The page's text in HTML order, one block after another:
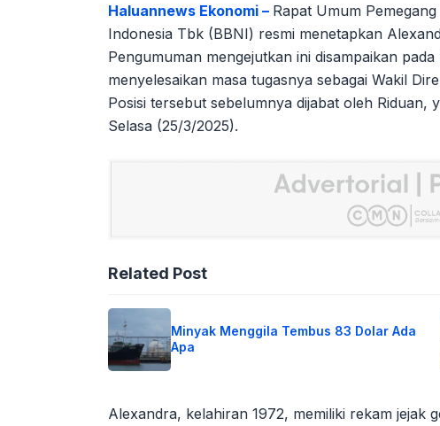
Haluannews Ekonomi – Rapat Umum
Indonesia Tbk (BBNI) resmi menetapkan
Pengumuman mengejutkan ini disampaikan
menyelesaikan masa tugasnya sebagai Wakil
Posisi tersebut sebelumnya dijabat oleh Riduan,
Selasa (25/3/2025).
Related Post
Minyak Menggila Tembus 83 Dolar Ada
Apa
Alexandra, kelahiran 1972, memiliki rekam jejak